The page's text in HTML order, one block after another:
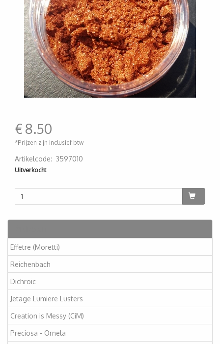
Effetre (Moretti)
Reichenbach
Dichroic
Jetage Lumiere Lusters
Creation is Messy (CiM)
Preciosa - Ornela
€8.50
*Prijzen zijn inclusief btw
Artikelcode: 3597010
200000001769
Uitverkocht